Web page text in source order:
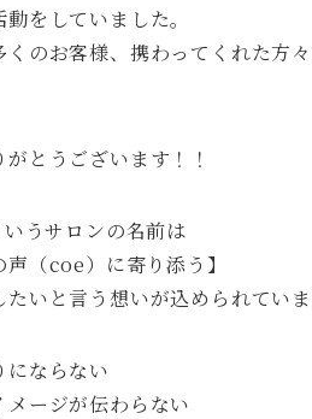
をしていました。
くのお客様、携わってくれた
とうございます！！
いうサロンの名前は
声（coe）に寄り添う】
いと言う想いが込められていま
にならない
メージが伝わらない